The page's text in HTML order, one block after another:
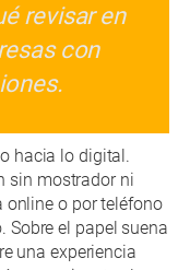
revisar en
con
hacia lo digital.
sin mostrador ni
online o por teléfono
Sobre el papel suena
una experiencia